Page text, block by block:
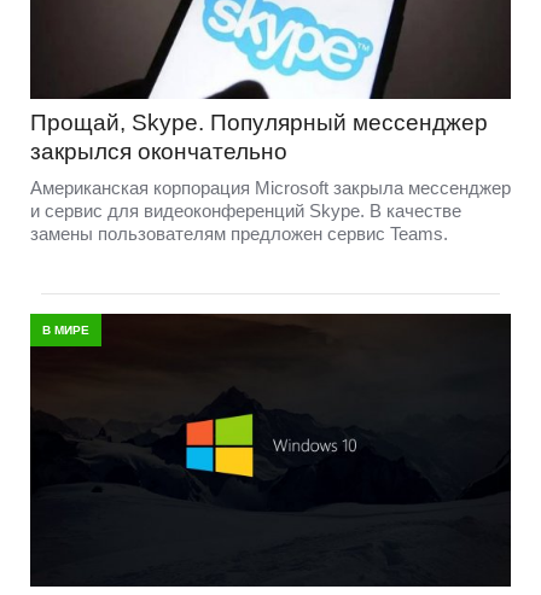
Прощай, Skype. Популярный мессенджер
закрылся окончательно
Американская корпорация Microsoft закрыла мессенджер
и сервис для видеоконференций Skype. В качестве
замены пользователям предложен сервис Teams.
В МИРЕ